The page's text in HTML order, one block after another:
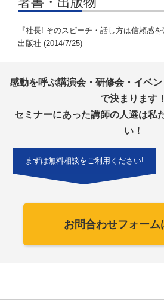
『社長! そのスピーチ・話し方は信頼感
出版社 (2014/7/25)
感動を呼ぶ講演会・研修会・イベ
で決まります！
セミナーにあった講師の人選は私
い！
まずは無料相談をご利用ください!
お問合わせフォーム